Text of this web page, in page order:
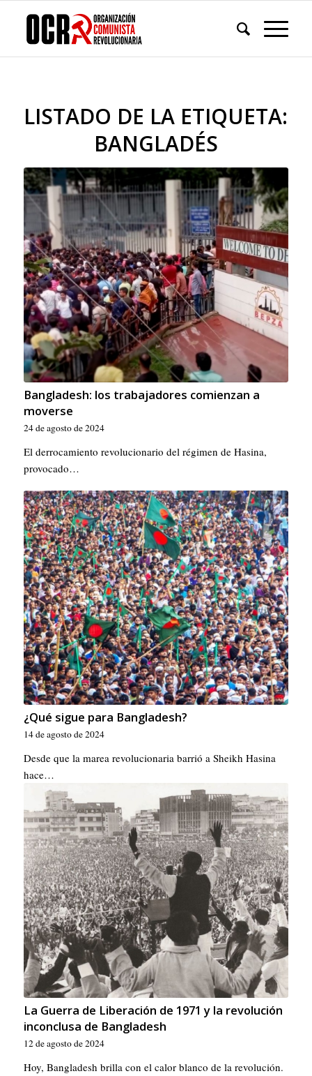
LISTADO DE LA ETIQUETA:
BANGLADÉS
Bangladesh: los trabajadores comienzan a
moverse
24 de agosto de 2024
El derrocamiento revolucionario del régimen de Hasina,
provocado…
¿Qué sigue para Bangladesh?
14 de agosto de 2024
Desde que la marea revolucionaria barrió a Sheikh Hasina
hace…
La Guerra de Liberación de 1971 y la revolución
inconclusa de Bangladesh
12 de agosto de 2024
Hoy, Bangladesh brilla con el calor blanco de la revolución.